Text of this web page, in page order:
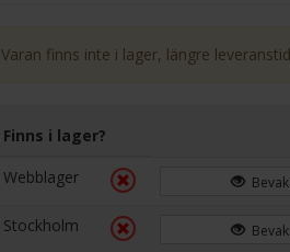
Varan finns inte i lager, längre
Finns i lager?
Webblager
Stockholm